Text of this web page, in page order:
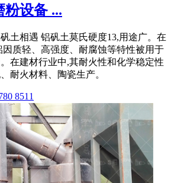
粉设备 ...
土相遇 铝矾土莫氏硬度13,用途广。在
因质轻、高强度、耐腐蚀等特性被用于
在建材行业中,其耐火性和化学稳定性
耐火材料、陶瓷生产。
8511